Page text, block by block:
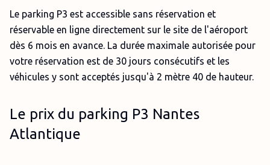
Le parking P3 est accessible sans réservation et
réservable en ligne directement sur le site de l'aéroport
dès 6 mois en avance. La durée maximale autorisée pour
votre réservation est de 30 jours consécutifs et les
véhicules y sont acceptés jusqu'à 2 mètre 40 de hauteur.
Le prix du parking P3 Nantes
Atlantique